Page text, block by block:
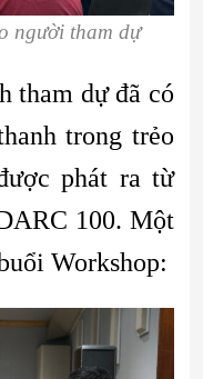
người tham dự
tham dự đã có
trong trẻo
phát ra từ
100. Một
Workshop: